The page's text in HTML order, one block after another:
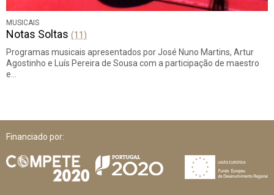
MUSICAIS
Notas Soltas (11)
Programas musicais apresentados por José Nuno Martins, Artur
Agostinho e Luís Pereira de Sousa com a participação de maestro
e…
Financiado por: